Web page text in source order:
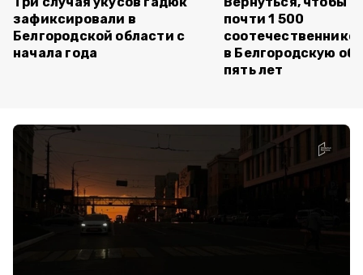
зафиксировали в
Белгородской области с
начала года
почти 1 500
в Белгородскую
пять лет